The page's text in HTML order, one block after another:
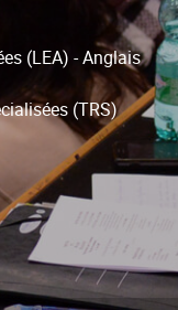
(LEA) - Anglais
(TRS)